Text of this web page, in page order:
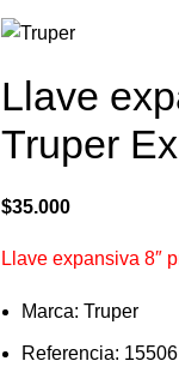
Llave
Truper
$35.000
Llave expansiva 8″
Marca: Truper
Referencia: 15506